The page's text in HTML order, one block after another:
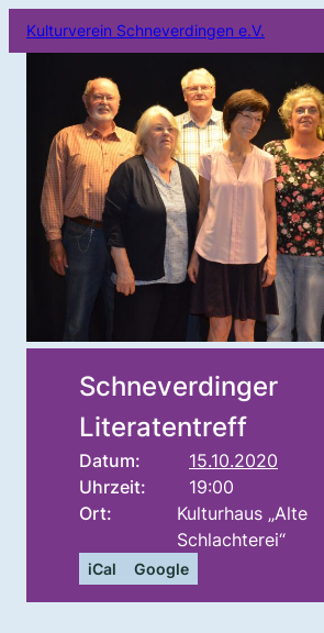
Kulturverein Schneverdingen e.V.
Schneverdinger
Literatentreff
Datum:
15.10.2020
Uhrzeit:
19:00
Ort:
Kulturhaus „Alte
Schlachterei“
iCal Google